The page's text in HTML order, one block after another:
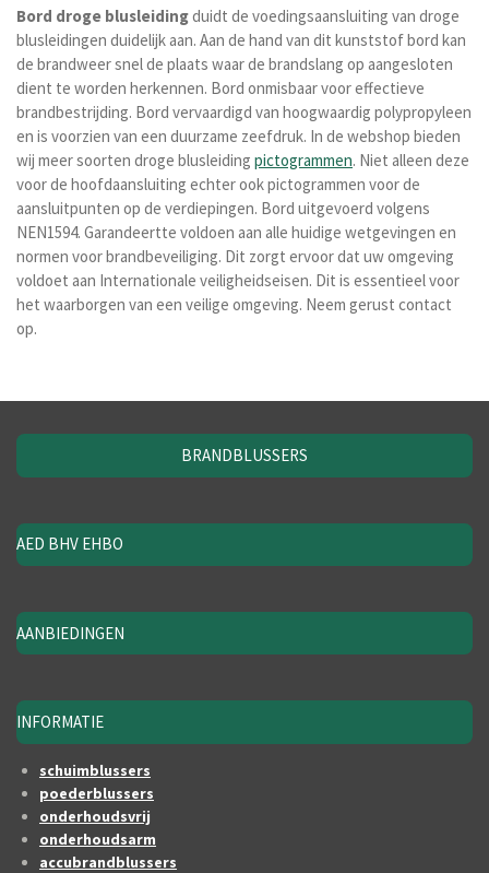
Bord droge blusleidingduidt de voedingsaansluiting van droge
blusleidingen duidelijk aan. Aan de hand van dit kunststof bord kan
de brandweer snel de plaats waar de brandslang op aangesloten
dient te worden herkennen. Bord onmisbaar voor effectieve
brandbestrijding. Bord vervaardigd van hoogwaardig polypropyleen
en is voorzien van een duurzame zeefdruk. In de webshop bieden
wij meer soorten droge blusleiding pictogrammen. Niet alleen deze
voor de hoofdaansluiting echter ook pictogrammen voor de
aansluitpunten op de verdiepingen. Bord uitgevoerd volgens
NEN1594. Garandeertte voldoen aan alle huidige wetgevingen en
normen voor brandbeveiliging. Dit zorgt ervoor dat uw omgeving
voldoet aan Internationale veiligheidseisen. Dit is essentieel voor
het waarborgen van een veilige omgeving. Neem gerust contact
op.
BRANDBLUSSERS
AED BHV EHBO
AANBIEDINGEN
INFORMATIE
schuimblussers
poederblussers
onderhoudsvrij
onderhoudsarm
accubrandblussers